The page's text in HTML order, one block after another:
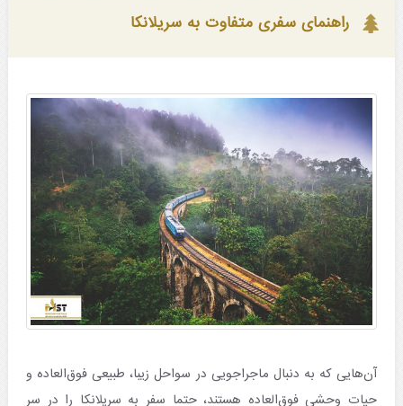
داخلی
آخری
جاذبه‌های
گردشگری
راهنمای سفری متفاوت به سریلانکا
آن‌هایی که به دنبال ماجراجویی در سواحل زیبا، طبیعی فوق‌العاده و
حیات وحشی فوق‌العاده هستند، حتما سفر به سریلانکا را در سر